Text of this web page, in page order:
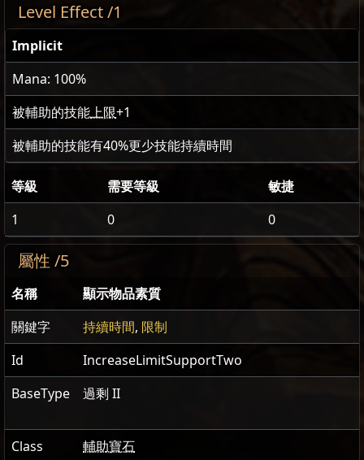
Level Effect /1
Implicit
Mana: 100%
被輔助的技能上限+1
被輔助的技能有40%更少技能持續時間
等級 需要等級
敏捷
1
0 0
屬性 /5
名稱
顯示物品素質
關鍵字
持續時間, 限制
Id
IncreaseLimitSupportTwo
BaseType
過剩 II
Class
輔助寶石